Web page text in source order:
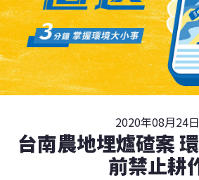
2020年08月24日
台南農地埋爐碴案
前禁止耕